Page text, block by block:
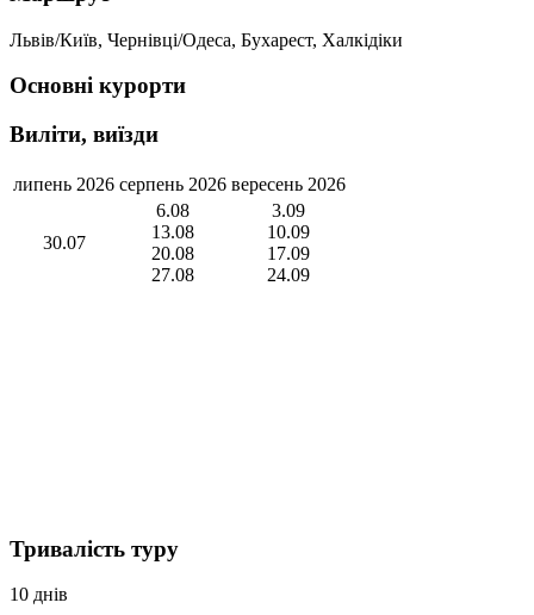
Львів/Київ, Чернівці/Одеса, Бухарест, Халкідіки
Основні курорти
Виліти, виїзди
липень 2026 серпень 2026 вересень 2026
30.07
6.08
13.08
20.08
27.08
3.09
10.09
17.09
24.09
Тривалість туру
10 днів